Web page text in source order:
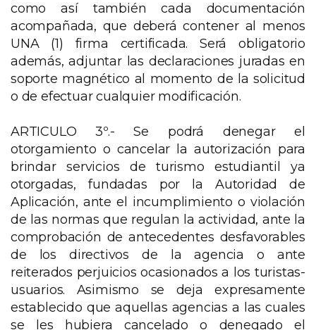
como así también cada documentación
acompañada, que deberá contener al menos
UNA (1) firma certificada. Será obligatorio
además, adjuntar las declaraciones juradas en
soporte magnético al momento de la solicitud
o de efectuar cualquier modificación.
ARTICULO 3º.- Se podrá denegar el
otorgamiento o cancelar la autorización para
brindar servicios de turismo estudiantil ya
otorgadas, fundadas por la Autoridad de
Aplicación, ante el incumplimiento o violación
de las normas que regulan la actividad, ante la
comprobación de antecedentes desfavorables
de los directivos de la agencia o ante
reiterados perjuicios ocasionados a los turistas-
usuarios. Asimismo se deja expresamente
establecido que aquellas agencias a las cuales
se les hubiera cancelado o denegado el